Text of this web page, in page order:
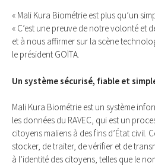
« Mali Kura Biométrie est plus qu’un
« C’est une preuve de notre volonté et
et à nous affirmer sur la scène
le président GOÏTA.
Un système sécurisé, fiable et
Mali Kura Biométrie est un système
les données du RAVEC, qui est un
citoyens maliens à des fins d’État civil.
stocker, de traiter, de vérifier et de
à l’identité des citoyens, telles que le